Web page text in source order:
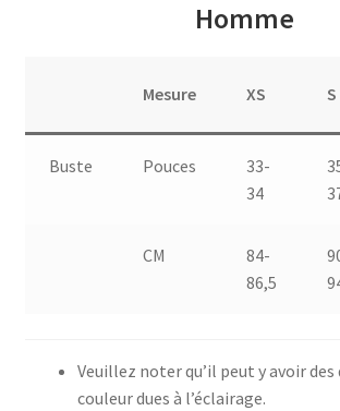
Homme
Mesure XS S
Buste Pouces
33-
34
CM
84-
86,5
Veuillez noter qu’il peut y avoir des
couleur dues à l’éclairage.